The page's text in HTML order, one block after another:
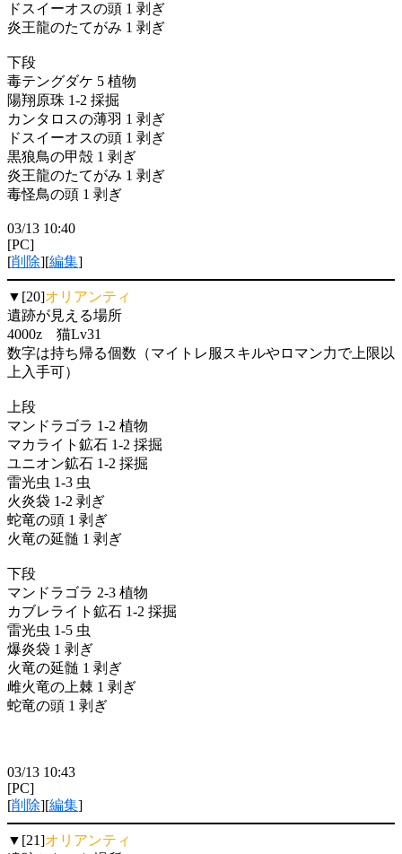
ドスイーオスの頭 1 剥ぎ
炎王龍のたてがみ 1 剥ぎ
下段
毒テングダケ 5 植物
陽翔原珠 1-2 採掘
カンタロスの薄羽 1 剥ぎ
ドスイーオスの頭 1 剥ぎ
黒狼鳥の甲殻 1 剥ぎ
炎王龍のたてがみ 1 剥ぎ
毒怪鳥の頭 1 剥ぎ
03/13 10:40
[PC]
[削除][編集]
▼[20]オリアンティ
遺跡が見える場所
4000z 猫Lv31
数字は持ち帰る個数（マイトレ服スキルやロマン力で上限以
上入手可）
上段
マンドラゴラ 1-2 植物
マカライト鉱石 1-2 採掘
ユニオン鉱石 1-2 採掘
雷光虫 1-3 虫
火炎袋 1-2 剥ぎ
蛇竜の頭 1 剥ぎ
火竜の延髄 1 剥ぎ
下段
マンドラゴラ 2-3 植物
カブレライト鉱石 1-2 採掘
雷光虫 1-5 虫
爆炎袋 1 剥ぎ
火竜の延髄 1 剥ぎ
雌火竜の上棘 1 剥ぎ
蛇竜の頭 1 剥ぎ
03/13 10:43
[PC]
[削除][編集]
▼[21]オリアンティ